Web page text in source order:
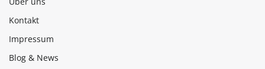
Kontakt
Impressum
Blog & News